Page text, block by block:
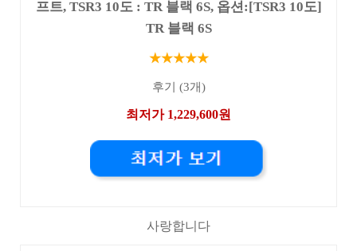
프트, TSR3 10도 : TR 블랙 6S, 옵션:[TSR3 10도]
TR 블랙 6S
★★★★★
후기 (3개)
최저가 1,229,600원
사랑합니다